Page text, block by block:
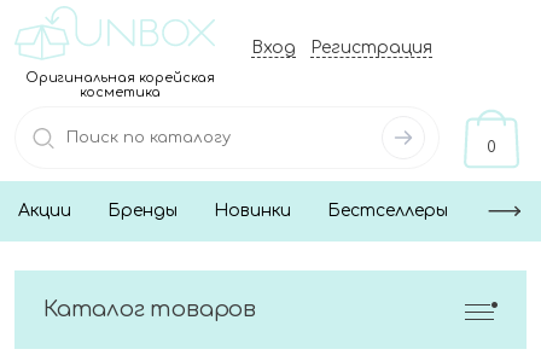
Оригинальная корейская
косметика
Вход Регистрация
0
Акции Бренды Новинки Бестселлеры
Каталог товаров